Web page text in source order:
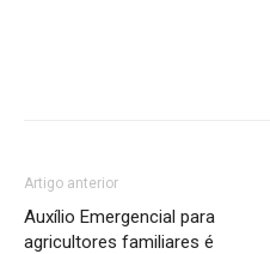
Artigo anterior
Auxílio Emergencial para
agricultores familiares é